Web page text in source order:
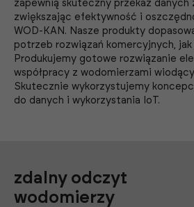
zapewnią skuteczny przekaz danych
zwiększając efektywność i
WOD-KAN. Nasze produkty
potrzeb rozwiązań komercyjnych, jak
Produkujemy gotowe rozwiązanie
współpracy z wodomierzami
Skutecznie wykorzystujemy
do danych i wykorzystania IoT.
zdalny odczyt
wodomierzy